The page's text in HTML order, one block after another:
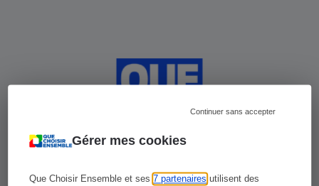
Gérer mes cookies
Que Choisir Ensemble et ses7 partenaires utilisent des
Continuer sans accepter